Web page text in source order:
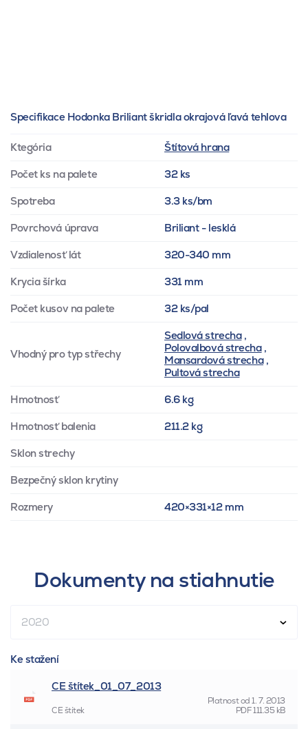
Specifikace Hodonka Briliant škridla okrajová ľavá tehlova
Ktegória Štítová hrana
Počet ks na palete 32 ks
Spotreba 3.3 ks/bm
Povrchová úprava Briliant - lesklá
Vzdialenosť lát 320-340 mm
Krycia šírka 331 mm
Počet kusov na palete 32 ks/pal
Vhodný pro typ střechy
Sedlová strecha,
Polovalbová strecha,
Mansardová strecha,
Pultová strecha
Hmotnosť 6.6 kg
Hmotnosť balenia 211.2 kg
Sklon strechy
Bezpečný sklon krytiny
Rozmery 420×331×12 mm
Dokumenty na stiahnutie
2020
Ke stažení
CE štítek_01_07_2013
Platnost od1. 7. 2013
CE štítek
PDF111.35 kB